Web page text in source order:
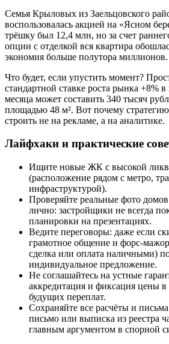
Семья Крыловых из Заельцовского
воспользовалась акцией на «Ясном
трёшку был 12,4 млн, но за счет
опции с отделкой вся квартира
экономия больше полутора миллионов.
Что будет, если упустить момент?
стандартной ставке роста рынка +8%
месяца может составить 340 тысяч
площадью 48 м². Вот почему
строить не на рекламе, а на аналитике.
Лайфхаки и практические
Ищите новые ЖК с высокой
(расположение рядом с метро,
инфраструктурой).
Проверяйте реальные фото
лично: застройщики не всегда
планировки на презентациях.
Ведите переговоры: даже если
грамотное общение и форс-
сделка или оплата наличными)
индивидуальное предложение.
Не соглашайтесь на устные
аккредитация и фиксация цены
будущих переплат.
Сохраняйте все расчёты и
письмо или выписка из реестра
главным аргументом в спорной